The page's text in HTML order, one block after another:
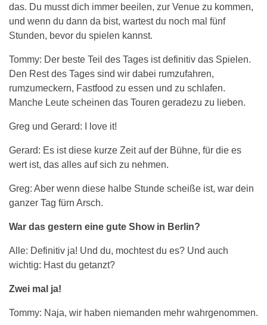
das. Du musst dich immer beeilen, zur Venue zu kommen,
und wenn du dann da bist, wartest du noch mal fünf
Stunden, bevor du spielen kannst.
Tommy: Der beste Teil des Tages ist definitiv das Spielen.
Den Rest des Tages sind wir dabei rumzufahren,
rumzumeckern, Fastfood zu essen und zu schlafen.
Manche Leute scheinen das Touren geradezu zu lieben.
Greg und Gerard: I love it!
Gerard: Es ist diese kurze Zeit auf der Bühne, für die es
wert ist, das alles auf sich zu nehmen.
Greg: Aber wenn diese halbe Stunde scheiße ist, war dein
ganzer Tag fürn Arsch.
War das gestern eine gute Show in Berlin?
Alle: Definitiv ja! Und du, mochtest du es? Und auch
wichtig: Hast du getanzt?
Zwei mal ja!
Tommy: Naja, wir haben niemanden mehr wahrgenommen.